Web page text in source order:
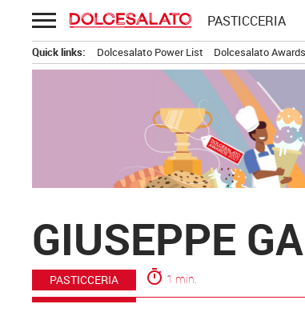
Passa
al
contenuto
PASTICCERIA
Quick links: Dolcesalato Power List Dolcesalato
GIUSEPPE
PASTICCERIA timer 1 min.